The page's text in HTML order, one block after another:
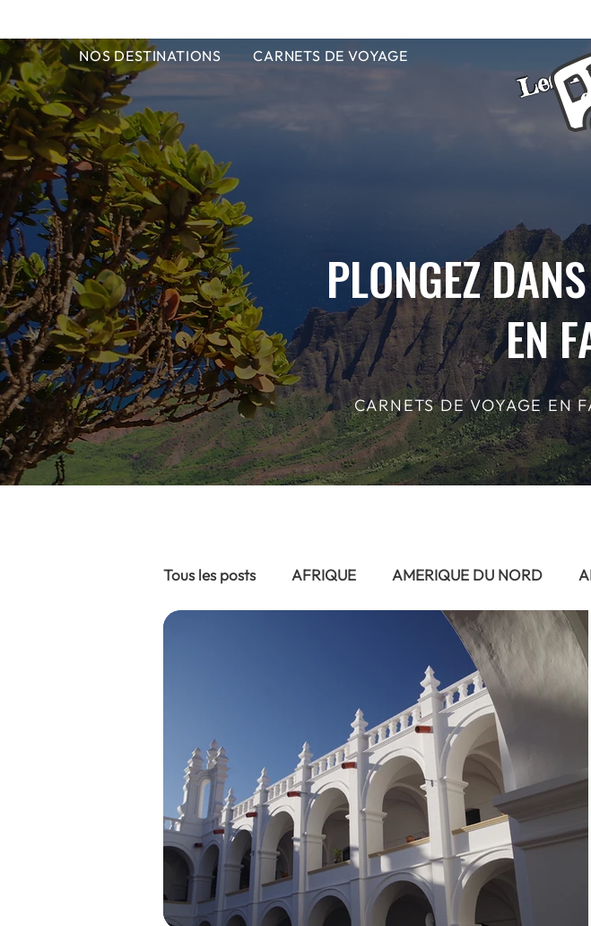
NOS DESTINATIONS CARNETS DE VOYAGE Les
PLONGEZ
EN
CARNETS DE VOYAGE EN
Tous les posts AFRIQUE AMERIQUE DU NORD
FRANCE HAWAII
AFRIQUE - Afrique du Sud 2015 AFRIQUE - Egypte
AFRIQUE- Namibie 2024 AFRIQUE - Sénégal 2020
AMERIQUE DU NORD- Californie 2019 AMERIQUE